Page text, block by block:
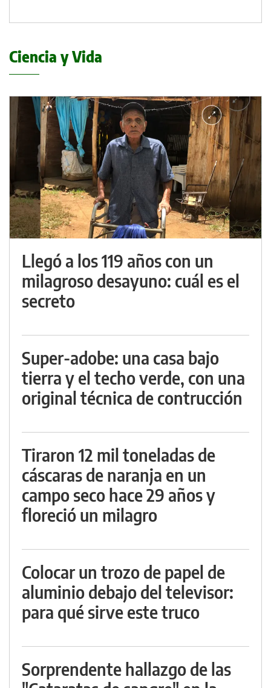
Ciencia y Vida
Llegó a los 119 años con un
milagroso desayuno: cuál es el
secreto
Super-adobe: una casa bajo
tierra y el techo verde, con una
original técnica de contrucción
Tiraron 12 mil toneladas de
cáscaras de naranja en un
campo seco hace 29 años y
floreció un milagro
Colocar un trozo de papel de
aluminio debajo del televisor:
para qué sirve este truco
Sorprendente hallazgo de las